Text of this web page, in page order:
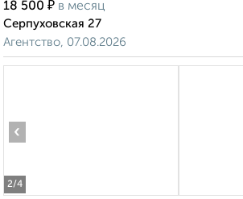
18 500 ₽ в месяц
Серпуховская 27
Агентство, 07.08.2026
2/4
‹